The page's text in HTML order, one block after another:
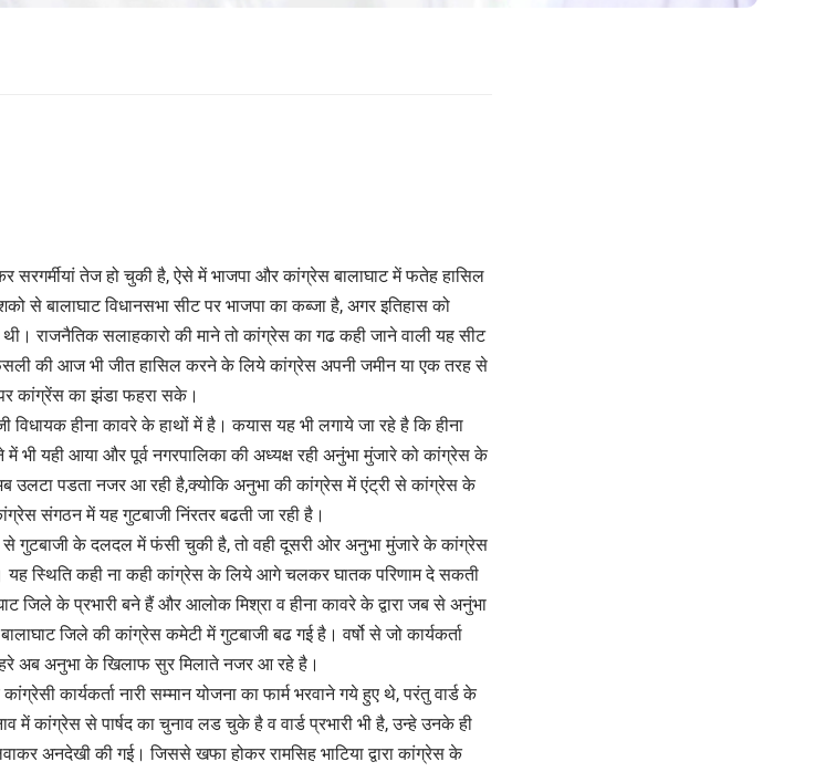
सरगर्मीयां तेज हो चुकी है, ऐसे में भाजपा और कांग्रेस बालाघाट में फतेह हासिल
से बालाघाट विधानसभा सीट पर भाजपा का कब्जा है, अगर इतिहास को
राजनैतिक सलाहकारो की माने तो कांग्रेस का गढ कही जाने वाली यह सीट
की आज भी जीत हासिल करने के लिये कांग्रेस अपनी जमीन या एक तरह से
कांग्रेंस का झंडा फहरा सके।
विधायक हीना कावरे के हाथों में है। कयास यह भी लगाये जा रहे है कि हीना
यही आया और पूर्व नगरपालिका की अध्यक्ष रही अनुंभा मुंजारे को कांग्रेस के
उलटा पडता नजर आ रही है,क्योकि अनुभा की कांग्रेस में एंट्री से कांग्रेस के
संगठन में यह गुटबाजी निंरतर बढती जा रही है।
से गुटबाजी के दलदल में फंसी चुकी है, तो वही दूसरी ओर अनुभा मुंजारे के कांग्रेस
यह स्थिति कही ना कही कांग्रेस के लिये आगे चलकर घातक परिणाम दे सकती
के प्रभारी बने हैं और आलोक मिश्रा व हीना कावरे के द्वारा जब से अनुंभा
जिले की कांग्रेस कमेटी में गुटबाजी बढ गई है। वर्षो से जो कार्यकर्ता
अब अनुभा के खिलाफ सुर मिलाते नजर आ रहे है।
कार्यकर्ता नारी सम्मान योजना का फार्म भरवाने गये हुए थे, परंतु वार्ड के
में कांग्रेस से पार्षद का चुनाव लड चुके है व वार्ड प्रभारी भी है, उन्हे उनके ही
अनदेखी की गई। जिससे खफा होकर रामसिह भाटिया द्वारा कांग्रेस के